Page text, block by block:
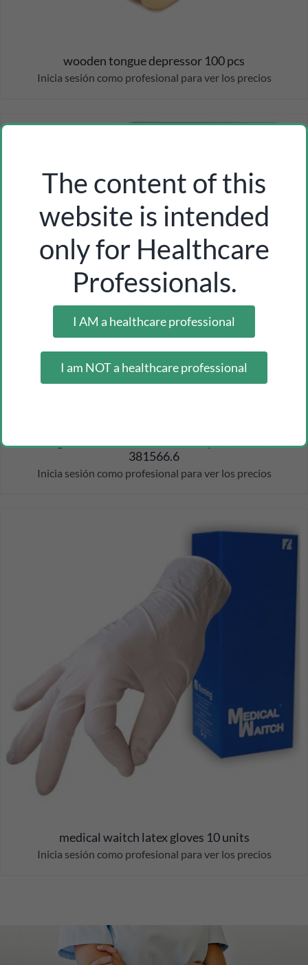
wooden tongue depressor 100 pcs
Inicia sesión como profesional para ver los precios
381566.6
Inicia sesión como profesional para ver los precios
medical waitch latex gloves 10 units
Inicia sesión como profesional para ver los precios
The content of this
website is intended
only for Healthcare
Professionals.
I AM a healthcare professional
I am NOT a healthcare professional